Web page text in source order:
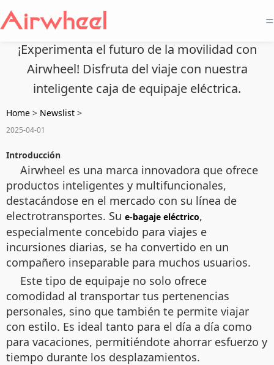
=
¡Experimenta el futuro de la movilidad con
Airwheel! Disfruta del viaje con nuestra
inteligente caja de equipaje eléctrica.
Home > Newslist >
2025-04-01
Introducción
Airwheel es una marca innovadora que ofrece
productos inteligentes y multifuncionales,
destacándose en el mercado con su línea de
electrotransportes. Su e-bagaje eléctrico,
especialmente concebido para viajes e
incursiones diarias, se ha convertido en un
compañero inseparable para muchos usuarios.
Este tipo de equipaje no solo ofrece
comodidad al transportar tus pertenencias
personales, sino que también te permite viajar
con estilo. Es ideal tanto para el día a día como
para vacaciones, permitiéndote ahorrar esfuerzo y
tiempo durante los desplazamientos.